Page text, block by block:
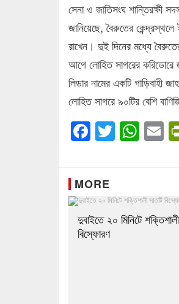
সেনা ও জাতিসংঘ শান্তিরক্ষী
জানিয়েছে, বৈরুতের
রাখেন। দুই দিনের মধ্যে
আগে লোহিত সাগরের করিডোরে
লিডার নামের একটি
লোহিত সাগরে ৯০টির বেশি
Facebook
Twitter
MORE
দুবাইতে ২০ মিনিটে
বিস্ফোরণ